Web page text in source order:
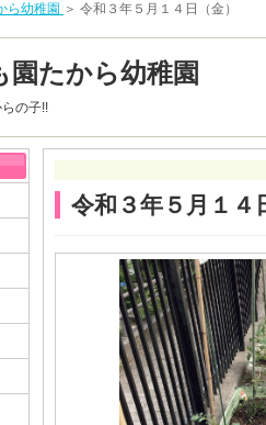
ら幼稚園 ＞ 令和３年５月１４日（金）
園たから幼稚園
の子!!
令和３年５月１４